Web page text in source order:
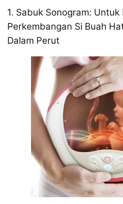
1. Sabuk Sonogram: Untuk
Perkembangan Si Buah
Dalam Perut